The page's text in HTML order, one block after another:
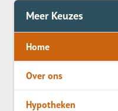
Meer Keuzes
Home
Over ons
Hypotheken